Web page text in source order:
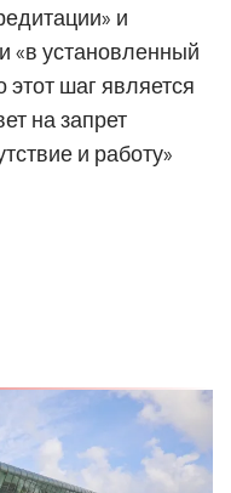
и
«в установленный
этот шаг является
на запрет
и работу»